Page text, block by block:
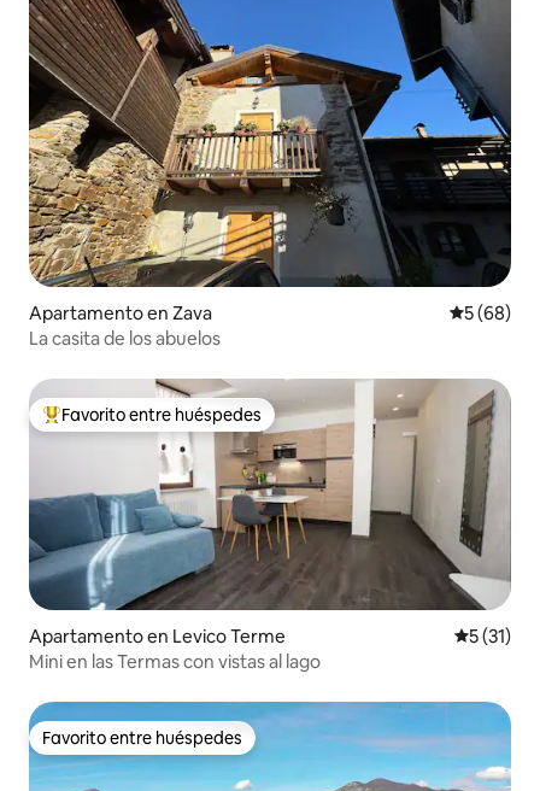
Apartamento en Zava
5 (68)
La casita de los abuelos
Favorito entre huéspedes preferido
Favorito entre huéspedes
Apartamento en Levico Terme
5 (31)
Mini en las Termas con vistas al lago
Favorito entre huéspedes
Favorito entre huéspedes